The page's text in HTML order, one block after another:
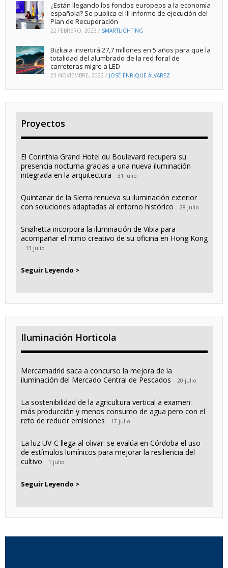
¿Están llegando los fondos europeos a la economía
española? Se publica el III informe de ejecución del
Plan de Recuperación
22 FEBRERO, 2023 / SMARTLIGHTING
Bizkaia invertirá 27,7 millones en 5 años para que la
totalidad del alumbrado de la red foral de
carreteras migre a LED
23 NOVIEMBRE, 2022 / JOSÉ ENRIQUE ÁLVAREZ
Proyectos
El Corinthia Grand Hotel du Boulevard recupera su
presencia nocturna gracias a una nueva iluminación
integrada en la arquitectura
31 julio
Quintanar de la Sierra renueva su iluminación exterior
con soluciones adaptadas al entorno histórico
28 julio
Snøhetta incorpora la iluminación de Vibia para
acompañar el ritmo creativo de su oficina en Hong Kong
13 julio
Seguir Leyendo >
Iluminación Horticola
Mercamadrid saca a concurso la mejora de la
iluminación del Mercado Central de Pescados
20 julio
La sostenibilidad de la agricultura vertical a examen:
más producción y menos consumo de agua pero con el
reto de reducir emisiones
17 julio
La luz UV-C llega al olivar: se evalúa en Córdoba el uso
de estímulos lumínicos para mejorar la resiliencia del
cultivo
1 julio
Seguir Leyendo >